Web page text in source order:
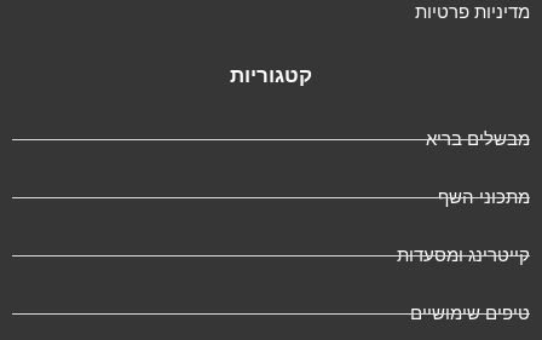
מדיניות פרטיות
קטגוריות
מבשלים בריא
מתכוני השף
קייטרינג ומסעדות
טיפים שימושיים